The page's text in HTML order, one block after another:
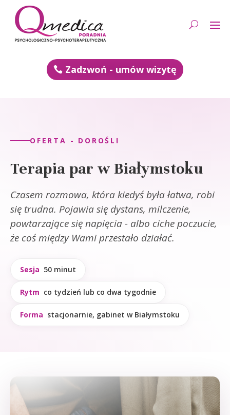
Zadzwoń - umów wizytę
OFERTA - DOROŚLI
Terapia par w Białymstoku
Czasem rozmowa, która kiedyś była łatwa, robi
się trudna. Pojawia się dystans, milczenie,
powtarzające się napięcia - albo ciche poczucie,
że coś między Wami przestało działać.
Sesja 50 minut
Rytm co tydzień lub co dwa tygodnie
Forma stacjonarnie, gabinet w Białymstoku